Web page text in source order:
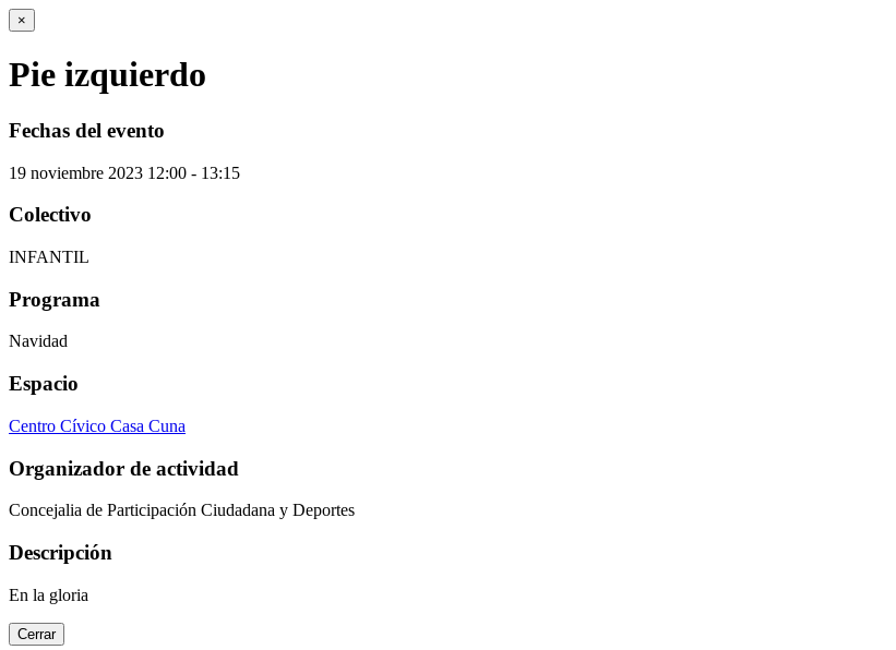
×
Pie izquierdo
Fechas del evento
19 noviembre 2023 12:00 - 13:15
Colectivo
INFANTIL
Programa
Navidad
Espacio
Centro Cívico Casa Cuna
Organizador de actividad
Concejalia de Participación Ciudadana y Deportes
Descripción
En la gloria
Cerrar